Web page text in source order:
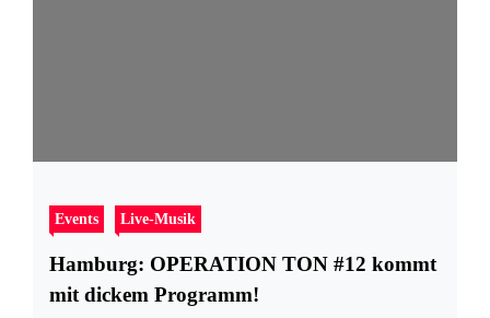
Events Live-Musik
Hamburg: OPERATION TON #12 kommt
mit dickem Programm!